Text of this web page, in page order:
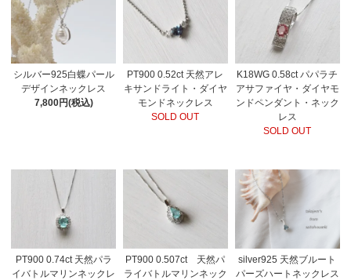
シルバー925白蝶パール
デザインネックレス
7,800円(税込)
PT900 0.52ct 天然アレ
キサンドライト・ダイヤ
モンドネックレス
SOLD OUT
K18WG 0.58ct パパラチ
アサファイヤ・ダイヤモ
ンドペンダント・ネック
レス
SOLD OUT
PT900 0.74ct 天然パラ
イバトルマリンネックレ
PT900 0.507ct 天然パ
ライバトルマリンネック
silver925 天然ブルート
パーズハートネックレス